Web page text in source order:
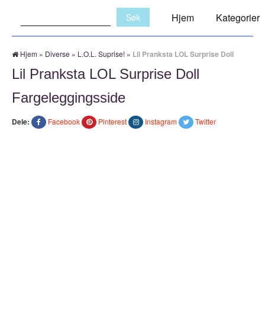
Hjem Kategorier
Hjem » Diverse » L.O.L. Suprise! » Lil Pranksta LOL Surprise Doll
Lil Pranksta LOL Surprise Doll
Fargeleggingsside
Dele: Facebook Pinterest Instagram Twitter